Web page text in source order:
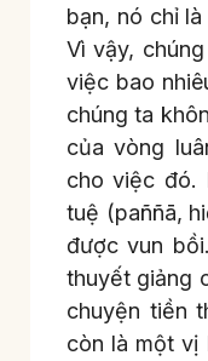
bạn, nó chỉ
Vì vậy,
việc bao
chúng ta
của vòng
cho việc đó.
tuệ (paññā,
được vun
thuyết giảng
chuyện tiền
còn là một vị